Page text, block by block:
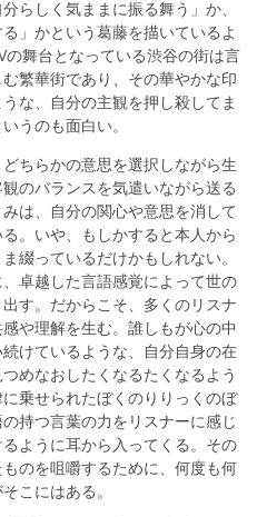
らしく気ままに振る舞う」か、
」かという葛藤を描いているよ
舞台となっている渋谷の街は言
繁華街であり、その華やかな印
な、自分の主観を押し殺してま
うのも面白い。
ちらかの意思を選択しながら生
のバランスを気遣いながら送る
は、自分の関心や意思を消して
。いや、もしかすると本人から
綴っているだけかもしれない。
卓越した言語感覚によって世の
す。だからこそ、多くのリスナ
や理解を生む。誰しもが心の中
けているような、自分自身の在
めなおしたくなるたくなるよう
乗せられたぼくのりりっくのぼ
持つ言葉の力をリスナーに感じ
ように耳から入ってくる。その
のを咀嚼するために、何度も何
こにはある。